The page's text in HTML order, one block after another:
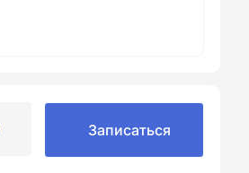
Записаться